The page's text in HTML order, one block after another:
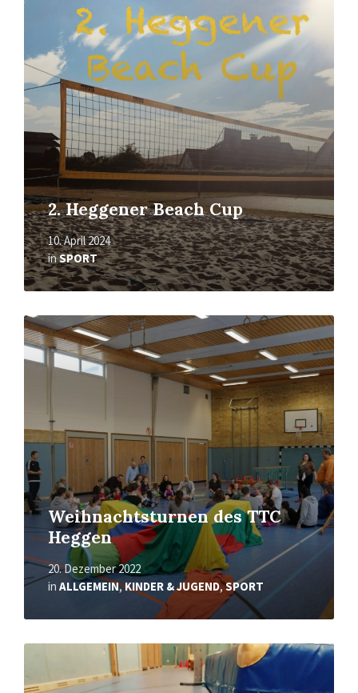
2. Heggener Beach Cup
10. April 2024
inSPORT
Weihnachtsturnen des TTC
Heggen
20. Dezember 2022
in ALLGEMEIN,KINDER & JUGEND,SPORT
Mehr
erfahren
Mehr